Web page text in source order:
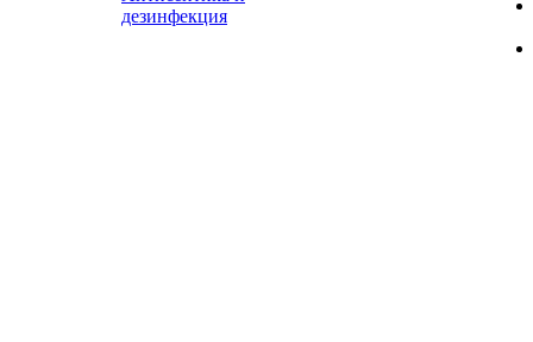
дезинфекция